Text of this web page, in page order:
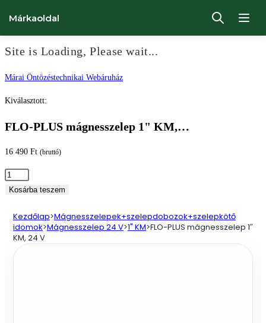
Site is Loading, Please wait...
Ugrás
Márai Öntözéstechnikai Webáruház
Márkaoldal
Kiválasztott:
FLO-PLUS mágnesszelep 1" KM,…
16 490 Ft (bruttó)
FLO-
PLUS
KM,
Kosárba teszem
Kezdőlap>Mágnesszelepek+szelepdobozok+szelepkötő
idomok>Mágnesszelep 24 V>1" KM>FLO-PLUS mágnesszelep 1″
KM, 24 V